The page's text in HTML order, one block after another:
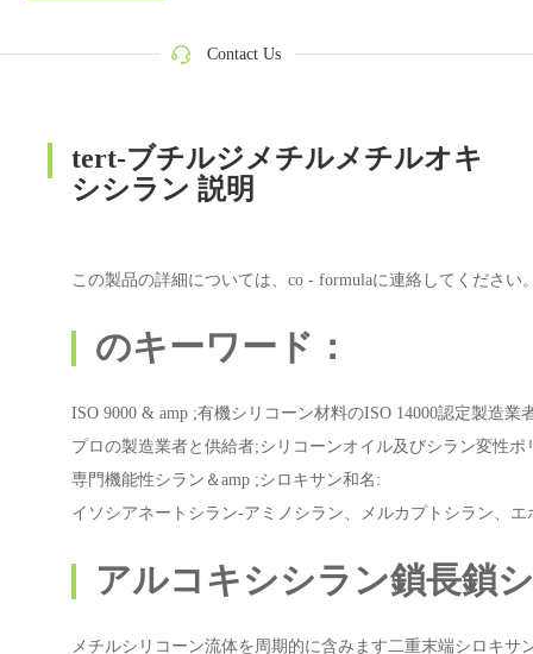
Contact Us
tert‐ブチルジメチルメチルオキ
シシラン 説明
この製品の詳細については、co - formulaに連絡してください
のキーワード：
ISO 9000 & amp ;有機シリコーン材料のISO 14000認定製造業
プロの製造業者と供給者;シリコーンオイル及びシラン変性ポ
専門機能性シラン＆amp ;シロキサン和名:
イソシアネートシラン-アミノシラン、メルカプトシラン、
アルコキシシラン鎖長鎖
メチルシリコーン流体を周期的に含みます二重末端シロキサ